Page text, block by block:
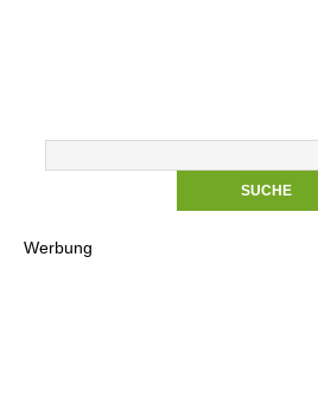
Werbung